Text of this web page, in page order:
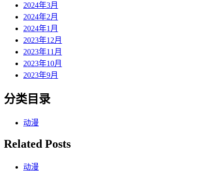
2024年3月
2024年2月
2024年1月
2023年12月
2023年11月
2023年10月
2023年9月
分类目录
动漫
Related Posts
动漫